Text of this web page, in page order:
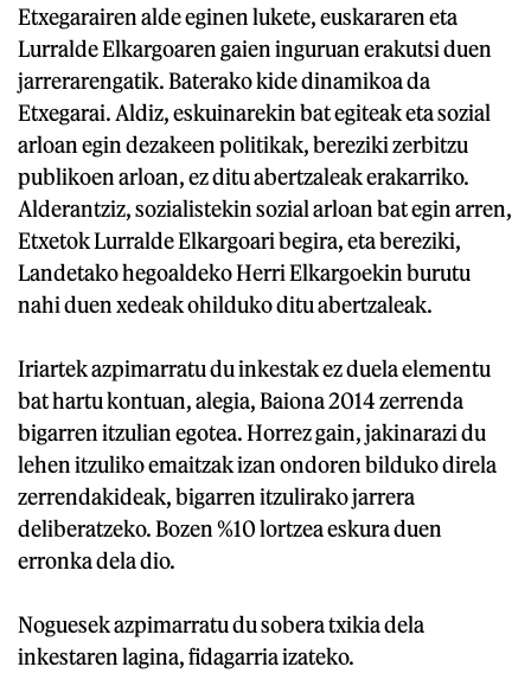
Etxegarairen alde eginen lukete, euskararen eta
Lurralde Elkargoaren gaien inguruan erakutsi duen
jarrerarengatik. Baterako kide dinamikoa da
Etxegarai. Aldiz, eskuinarekin bat egiteak eta sozial
arloan egin dezakeen politikak, bereziki zerbitzu
publikoen arloan, ez ditu abertzaleak erakarriko.
Alderantziz, sozialistekin sozial arloan bat egin arren,
Etxetok Lurralde Elkargoari begira, eta bereziki,
Landetako hegoaldeko Herri Elkargoekin burutu
nahi duen xedeak ohilduko ditu abertzaleak.
Iriartek azpimarratu du inkestak ez duela elementu
bat hartu kontuan, alegia, Baiona 2014 zerrenda
bigarren itzulian egotea. Horrez gain, jakinarazi du
lehen itzuliko emaitzak izan ondoren bilduko direla
zerrendakideak, bigarren itzulirako jarrera
deliberatzeko. Bozen %10 lortzea eskura duen
erronka dela dio.
Noguesek azpimarratu du sobera txikia dela
inkestaren lagina, fidagarria izateko.